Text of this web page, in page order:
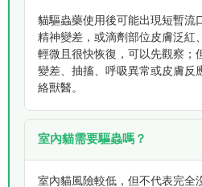
貓驅蟲藥使用後可能出現短暫流
精神變差，或滴劑部位皮膚泛紅
輕微且很快恢復，可以先觀察；
變差、抽搐、呼吸異常或皮膚反
絡獸醫。
室內貓需要驅蟲嗎？
室內貓風險較低，但不代表完全